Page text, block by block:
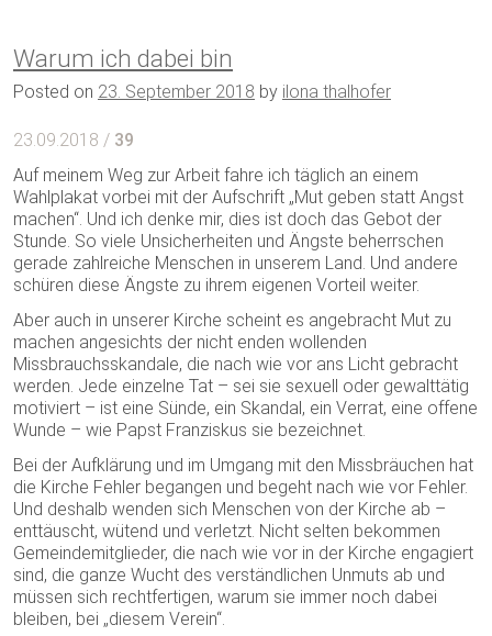
Warum ich dabei bin
Posted on 23. September 2018 by ilona thalhofer
23.09.2018 / 39
Auf meinem Weg zur Arbeit fahre ich täglich an einem
Wahlplakat vorbei mit der Aufschrift „Mut geben statt Angst
machen“. Und ich denke mir, dies ist doch das Gebot der
Stunde. So viele Unsicherheiten und Ängste beherrschen
gerade zahlreiche Menschen in unserem Land. Und andere
schüren diese Ängste zu ihrem eigenen Vorteil weiter.
Aber auch in unserer Kirche scheint es angebracht Mut zu
machen angesichts der nicht enden wollenden
Missbrauchsskandale, die nach wie vor ans Licht gebracht
werden. Jede einzelne Tat – sei sie sexuell oder gewalttätig
motiviert – ist eine Sünde, ein Skandal, ein Verrat, eine offene
Wunde – wie Papst Franziskus sie bezeichnet.
Bei der Aufklärung und im Umgang mit den Missbräuchen hat
die Kirche Fehler begangen und begeht nach wie vor Fehler.
Und deshalb wenden sich Menschen von der Kirche ab –
enttäuscht, wütend und verletzt. Nicht selten bekommen
Gemeindemitglieder, die nach wie vor in der Kirche engagiert
sind, die ganze Wucht des verständlichen Unmuts ab und
müssen sich rechtfertigen, warum sie immer noch dabei
bleiben, bei „diesem Verein“.